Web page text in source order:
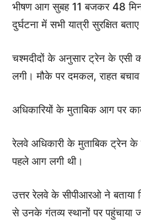
भीषण आग सुबह 11 बजकर 48
दुर्घटना में सभी यात्री सुरक्षित
चश्मदीदों के अनुसार ट्रेन के एसी
लगी। मौके पर दमकल, राहत
अधिकारियों के मुताबिक आग पर
रेलवे अधिकारी के मुताबिक ट्रेन
पहले आग लगी थी।
उत्तर रेलवे के सीपीआरओ ने बताया
से उनके गंतव्य स्थानों पर